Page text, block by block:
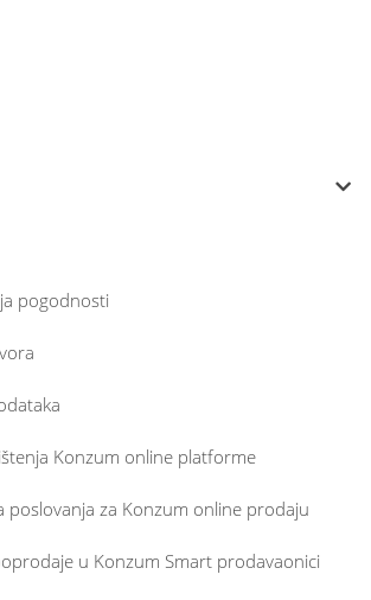
pogodnosti
Konzum online platforme
poslovanja za Konzum online prodaju
u Konzum Smart prodavaonici